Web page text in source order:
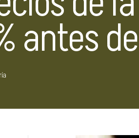
antes